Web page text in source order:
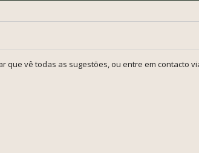
vê todas as sugestões, ou entre em contacto